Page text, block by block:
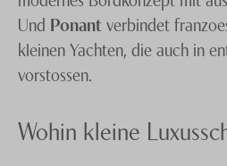
Und Ponantverbindet
kleinen Yachten, die auch in
vorstossen.
Wohin kleine